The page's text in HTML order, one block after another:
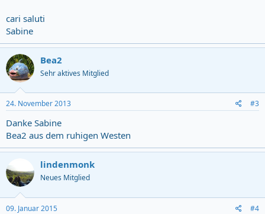
cari saluti
Sabine
Bea2
Sehr aktives Mitglied
24. November 2013 #3
Danke Sabine
Bea2 aus dem ruhigen Westen
lindenmonk
Neues Mitglied
09. Januar 2015 #4